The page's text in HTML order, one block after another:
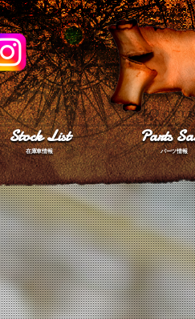
Stock List
在庫車情報
Parts
パーツ情報